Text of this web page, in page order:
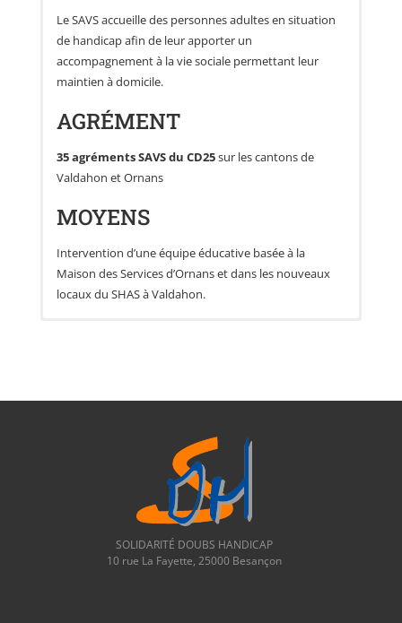
Le SAVS accueille des personnes adultes en situation
de handicap afin de leur apporter un
accompagnement à la vie sociale permettant leur
maintien à domicile.
AGRÉMENT
35 agréments SAVS du CD25sur les cantons de
Valdahon et Ornans
MOYENS
Intervention d’une équipe éducative basée à la
Maison des Services d’Ornans et dans les nouveaux
locaux du SHAS à Valdahon.
36 Bis grande rue –
25800 VALDAHON
pascal.pourcelot@sdh-
epsms.fr
25290 Ornans
pascal.pourcelot@sdh-
epsms.fr
SOLIDARITÉ DOUBS HANDICAP
10 rue La Fayette, 25000 Besançon